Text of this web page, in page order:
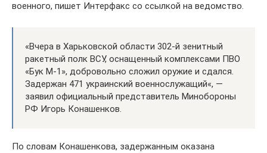
военного, пишет Интерфакс со ссылкой на ведомство.
«Вчера в Харьковской области 302-й зенитный
ракетный полк ВСУ, оснащенный комплексами ПВО
«Бук М-1», добровольно сложил оружие и сдался.
Задержан 471 украинский военнослужащий«, —
заявил официальный представитель Минобороны
РФ Игорь Конашенков.
По словам Конашенкова, задержанным оказана